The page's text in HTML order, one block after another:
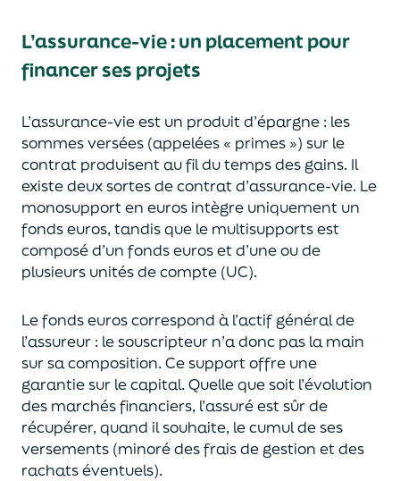
L’assurance-vie : un placement pour
financer ses projets
L’assurance-vie est un produit d’épargne : les
sommes versées (appelées « primes ») sur le
contrat produisent au fil du temps des gains. Il
existe deux sortesde contrat d’assurance-vie. Le
monosupport en euros intègre uniquement un
fonds euros, tandis que le multisupports est
composé d’un fonds euros et d’une ou de
plusieurs unités de compte (UC).
Le fonds euros correspond à l’actif général de
l’assureur : le souscripteur n’a donc pas la main
sur sa composition. Ce support offre une
garantie sur le capital. Quelle que soit l’évolution
des marchés financiers, l’assuré est sûr de
récupérer, quand il souhaite, le cumul de ses
versements (minoré des frais de gestion et des
rachats éventuels).